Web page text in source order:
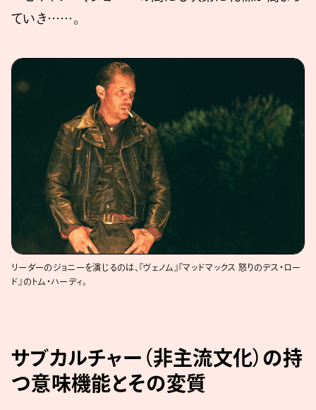
ていき……。
リーダーのジョニーを演じるのは、『ヴェノム』『マッドマックス 怒りのデス・ロー
ド』のトム・ハーディ。
サブカルチャー（非主流文化）の持
つ意味機能とその変質